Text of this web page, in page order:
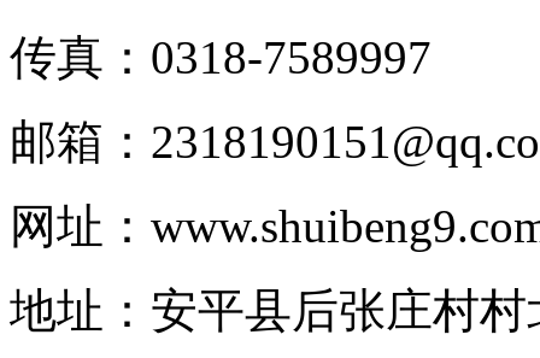
传真：0318-7589997
邮箱：
网址：
地址：安平县后张庄村村